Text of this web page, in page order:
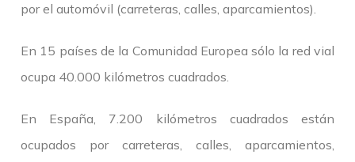
por el automóvil (carreteras, calles, aparcamientos).
En 15 países de la Comunidad Europea sólo la red vial
ocupa 40.000 kilómetros cuadrados.
En España, 7.200 kilómetros cuadrados están
ocupados por carreteras, calles, aparcamientos,